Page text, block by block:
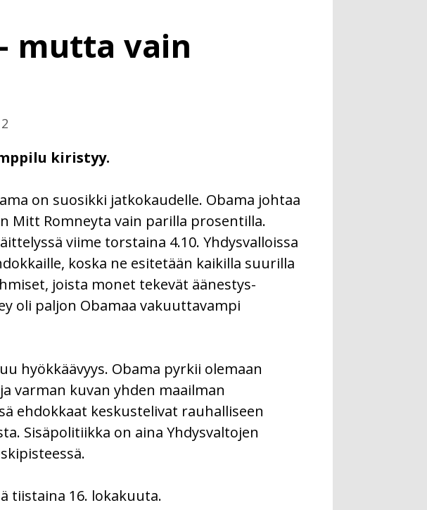
mutta vain
kiristyy.
on suosikki jatkokaudelle. Obama johtaa
Mitt Romneyta vain parilla prosentilla.
viime torstaina 4.10. Yhdysvalloissa
koska ne esitetään kaikilla suurilla
joista monet tekevät äänestys-
oli paljon Obamaa vakuuttavampi
hyökkäävyys. Obama pyrkii olemaan
varman kuvan yhden maailman
ehdokkaat keskustelivat rauhalliseen
Sisäpolitiikka on aina Yhdysvaltojen
tiistaina 16. lokakuuta.